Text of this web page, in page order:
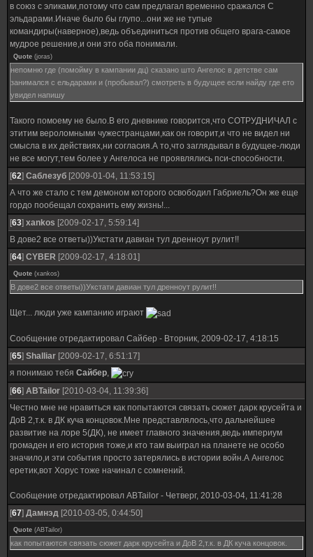
в союз с эликами,потому что сам предлагал временно сражался С
эльдарами.Иначе было бы глупо...они же не тупые
командиры(наверное),ведь объединиться против общего врага-самое
мудрое решение,и они это оба понимали.
Quote (joras)
непомню где (помойму в кампании дц) сказано што Ангелос в детстве сам
занимался с ельдарами и (пробывал?) смотреть в будущее если найду где ето
увидел напишу
Такого помоему не было.В его дневнике говорится,что СОТРУДНИЧАЛ с
этитим вероломными чужестранцами,как он говорит,и что не видел ни
смысла в их действиях,ни согласия.А то,что заглядывал в будущее-люди
не все могут,тем более у Ангелоса не проявлялись пси-способности.
[62] Саблезуб [2009-01-04, 11:53:15]
А что же стало с тем демоном которого освободил Габриель?Он же еще
гордо пообещал сохранить ему жизнь!...
[63] xankos [2009-02-17, 5:59:14]
В дове2 все ответы))Укстати давиан тул дренноут рулит!!
[64] CYBER [2009-02-17, 4:18:01]
Quote (xankos)
В дове2 все ответы))Укстати давиан тул дренноут рулит!!
Щет... люди уже кампанию играют
Сообщение отредактировал Сайбер - Вторник, 2009-02-17, 4:18:15
[65] Shalliar [2009-02-17, 6:51:17]
я понимаю тебя Сайбер,
[66] ABTailor [2010-03-04, 11:39:36]
Честно мне не нравиться как попытаются связать сюжет дарк крусейта и
ДоВ 2,т.к. в ДК куча концовок.Мне представлялось,что дальнейшее
развитие на лоре 5(ДК), не имеет главного значения,ведь империум
громаден и его история тоже,и кто там выиграл на планете не особо
значило,и эти события просто затерялись в истории войн.А Ангелос
еретик,вот Хорус тоже начинал с сомнений.
Сообщение отредактировал ABTailor - Четверг, 2010-03-04, 11:41:28
[67] Дамнэд [2010-03-05, 0:44:50]
Quote (ABTailor)
как попытаются связать сюжет дарк крусейта и ДоВ 2,т.к. в ДК куча концовок.